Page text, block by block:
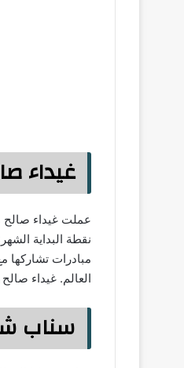
غيداء
عملت غيداء صالح
نقطة البداية
مبادرات تشاركها
العالم. غيداء
سناب